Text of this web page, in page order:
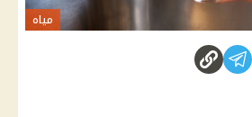
مياه